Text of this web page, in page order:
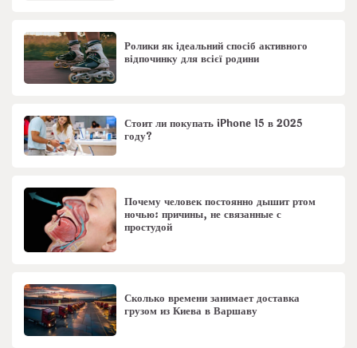
Ролики як ідеальний спосіб активного
відпочинку для всієї родини
Стоит ли покупать iPhone 15 в 2025
году?
Почему человек постоянно дышит ртом
ночью: причины, не связанные с
простудой
Сколько времени занимает доставка
грузом из Киева в Варшаву